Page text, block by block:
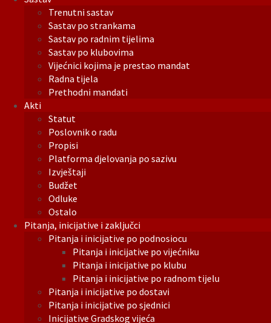
Trenutni sastav
Sastav po strankama
Sastav po radnim tijelima
Sastav po klubovima
Vijećnici kojima je prestao mandat
Radna tijela
Prethodni mandati
Akti
Statut
Poslovnik o radu
Propisi
Platforma djelovanja po sazivu
Izvještaji
Budžet
Odluke
Ostalo
Pitanja, inicijative i zaključci
Pitanja i inicijative po podnosiocu
Pitanja i inicijative po vijećniku
Pitanja i inicijative po klubu
Pitanja i inicijative po radnom tijelu
Pitanja i inicijative po dostavi
Pitanja i inicijative po sjednici
Inicijative Gradskog vijeća